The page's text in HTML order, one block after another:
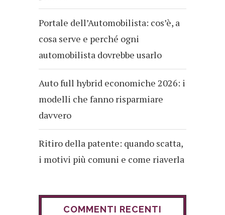
Portale dell’Automobilista: cos’è, a
cosa serve e perché ogni
automobilista dovrebbe usarlo
Auto full hybrid economiche 2026: i
modelli che fanno risparmiare
davvero
Ritiro della patente: quando scatta,
i motivi più comuni e come riaverla
COMMENTI RECENTI